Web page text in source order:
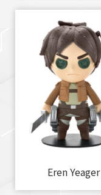
Eren Yeager